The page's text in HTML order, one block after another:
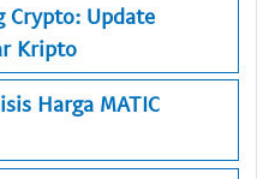
Crypto: Update
Kripto
Harga MATIC